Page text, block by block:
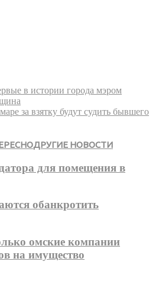
в истории города мэром
за взятку будут судить бывшего
ДРУГИЕ НОВОСТИ
для помещения в
обанкротить
омские компании
на имущество